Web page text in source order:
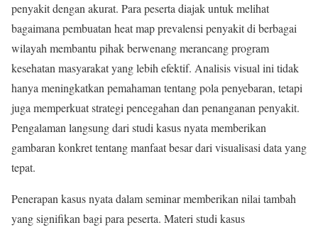
penyakit dengan akurat. Para peserta diajak untuk melihat
bagaimana pembuatan heat map prevalensi penyakit di berbagai
wilayah membantu pihak berwenang merancang program
kesehatan masyarakat yang lebih efektif. Analisis visual ini tidak
hanya meningkatkan pemahaman tentang pola penyebaran, tetapi
juga memperkuat strategi pencegahan dan penanganan penyakit.
Pengalaman langsung dari studi kasus nyata memberikan
gambaran konkret tentang manfaat besar dari visualisasi data yang
tepat.
Penerapan kasus nyata dalam seminar memberikan nilai tambah
yang signifikan bagi para peserta. Materi studi kasus